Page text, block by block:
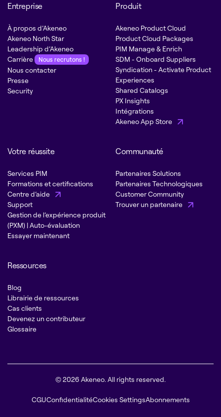
Entreprise
À propos d’Akeneo
Akeneo North Star
Leadership d’Akeneo
Carrière
Nous recrutons !
Nous contacter
Presse
Security
Produit
Akeneo Product Cloud
Product Cloud Packages
PIM Manage & Enrich
SDM - Onboard Suppliers
Syndication - Activate Product
Experiences
Shared Catalogs
PX Insights
Intégrations
Akeneo App Store
Votre réussite
Services PIM
Formations et certifications
Centre d’aide
Support
Gestion de l’expérience produit
(PXM) | Auto-évaluation
Essayer maintenant
Communauté
Partenaires Solutions
Partenaires Technologiques
Customer Community
Trouver un partenaire
Ressources
Blog
Librairie de ressources
Cas clients
Devenez un contributeur
Glossaire
© 2026 Akeneo. All rights reserved.
CGUConfidentialitéCookies SettingsAbonnements